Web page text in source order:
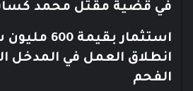
في قضية مقتل محمد
استثمار
انطلاق العمل في المدخل
الفحم